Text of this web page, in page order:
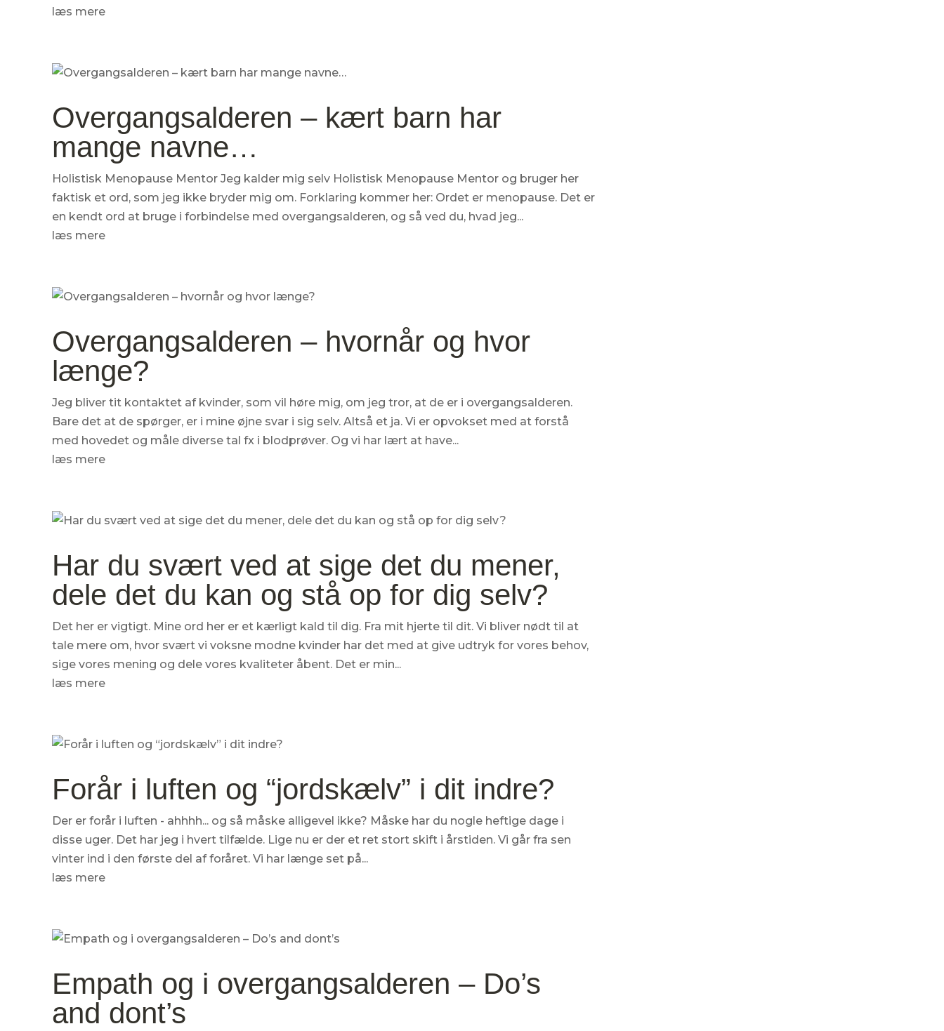
læs mere
Overgangsalderen – kært barn har
mange navne…
Holistisk Menopause Mentor Jeg kalder mig selv Holistisk Menopause Mentor og bruger her
faktisk et ord, som jeg ikke bryder mig om. Forklaring kommer her: Ordet er menopause. Det er
en kendt ord at bruge i forbindelse med overgangsalderen, og så ved du, hvad jeg...
læs mere
Overgangsalderen – hvornår og hvor
længe?
Jeg bliver tit kontaktet af kvinder, som vil høre mig, om jeg tror, at de er i overgangsalderen.
Bare det at de spørger, er i mine øjne svar i sig selv. Altså et ja. Vi er opvokset med at forstå
med hovedet og måle diverse tal fx i blodprøver. Og vi har lært at have...
læs mere
Har du svært ved at sige det du mener,
dele det du kan og stå op for dig selv?
Det her er vigtigt. Mine ord her er et kærligt kald til dig. Fra mit hjerte til dit. Vi bliver nødt til at
tale mere om, hvor svært vi voksne modne kvinder har det med at give udtryk for vores behov,
sige vores mening og dele vores kvaliteter åbent. Det er min...
læs mere
Forår i luften og “jordskælv” i dit indre?
Der er forår i luften - ahhhh... og så måske alligevel ikke? Måske har du nogle heftige dage i
disse uger. Det har jeg i hvert tilfælde. Lige nu er der et ret stort skift i årstiden. Vi går fra sen
vinter ind i den første del af foråret. Vi har længe set på...
læs mere
Empath og i overgangsalderen – Do’s
and dont’s